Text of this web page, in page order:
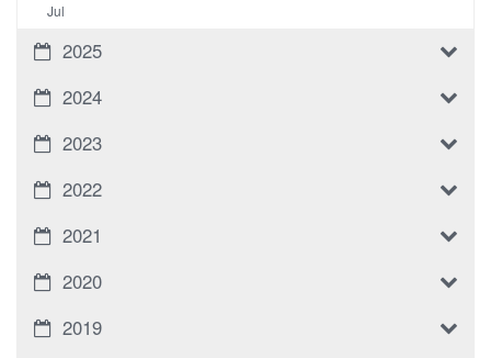
Jul
2025
2024
2023
2022
2021
2020
2019